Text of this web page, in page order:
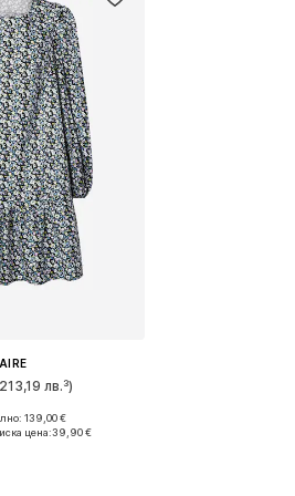
лв.³)
34, 40
139,00 €
цена:39,90 €